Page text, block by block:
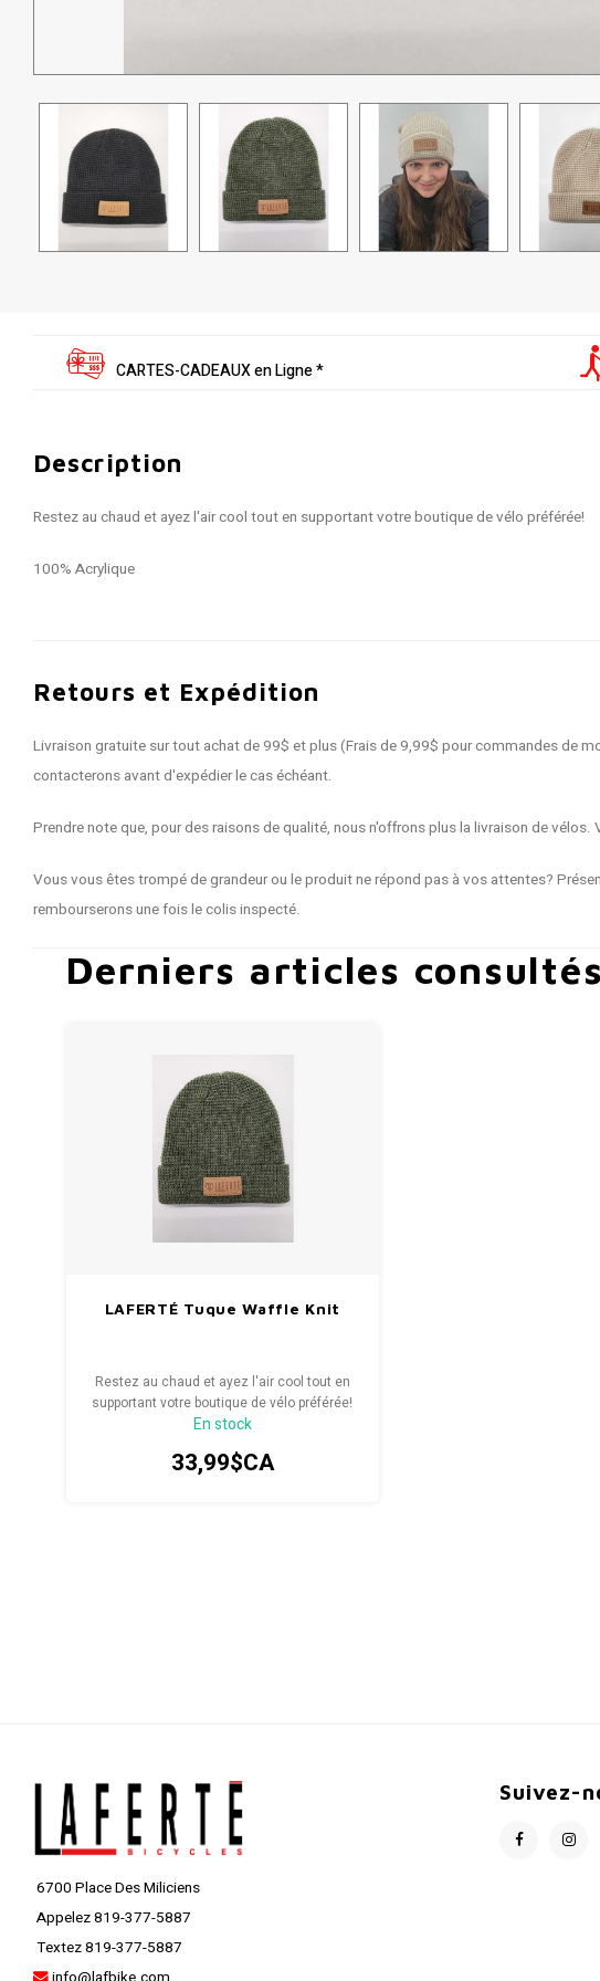
CARTES-CADEAUX en Ligne *
Description
Restez au chaud et ayez l'air cool tout en supportant votre boutique de vélo préférée!
100% Acrylique
Retours et Expédition
Livraison gratuite sur tout achat de 99$ et plus (Frais de 9,99$ pour commandes de
contacterons avant d'expédier le cas échéant.
Prendre note que, pour des raisons de qualité, nous n'offrons plus la livraison de
Vous vous êtes trompé de grandeur ou le produit ne répond pas à vos attentes?
rembourserons une fois le colis inspecté.
Derniers articles consultés
LAFERTÉ Tuque Waffle Knit
Restez au chaud et ayez l'air cool tout en
supportant votre boutique de vélo préférée!
En stock
33,99$CA
6700 Place Des Miliciens
Appelez 819-377-5887
Textez 819-377-5887
Suivez-